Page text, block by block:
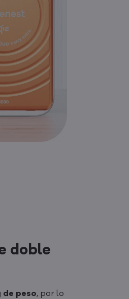
doble
de peso, por lo